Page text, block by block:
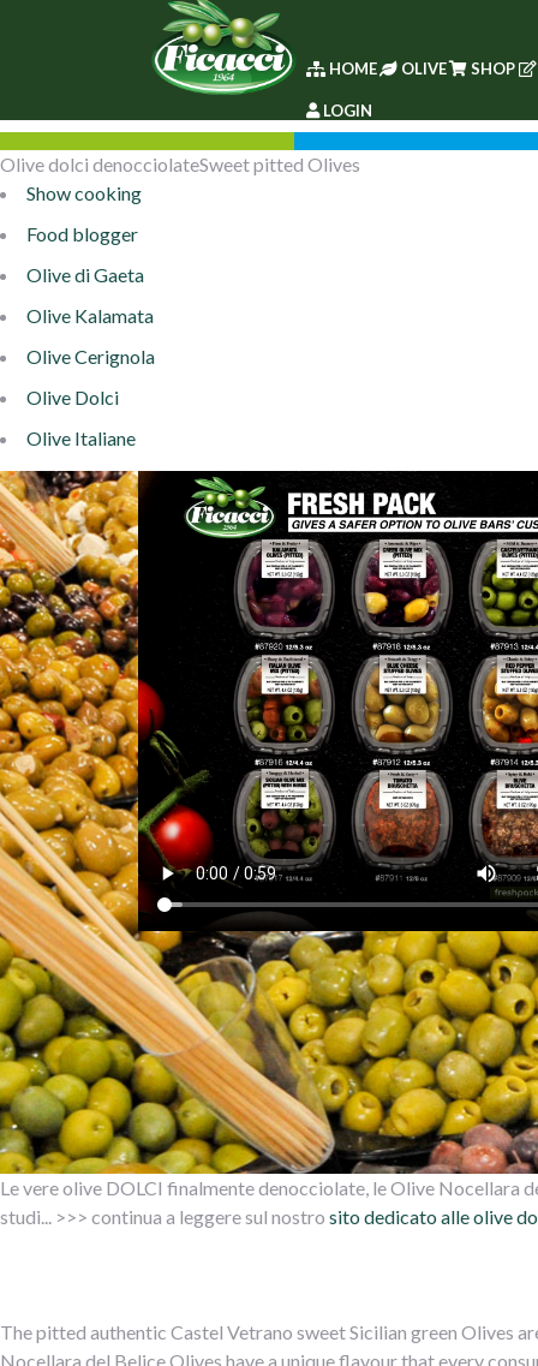
HOME OLIVE SHOP
LOGIN
Olive dolci denocciolateSweet pitted Olives
Show cooking
Food blogger
Olive di Gaeta
Olive Kalamata
Olive Cerignola
Olive Dolci
Olive Italiane
Le vere olive DOLCI finalmente denocciolate, le Olive Nocellara
studi... >>> continua a leggere sul nostro sito dedicato alle olive
The pitted authentic Castel Vetrano sweet Sicilian green Olives
Nocellara del Belice Olives have a unique flavour that every